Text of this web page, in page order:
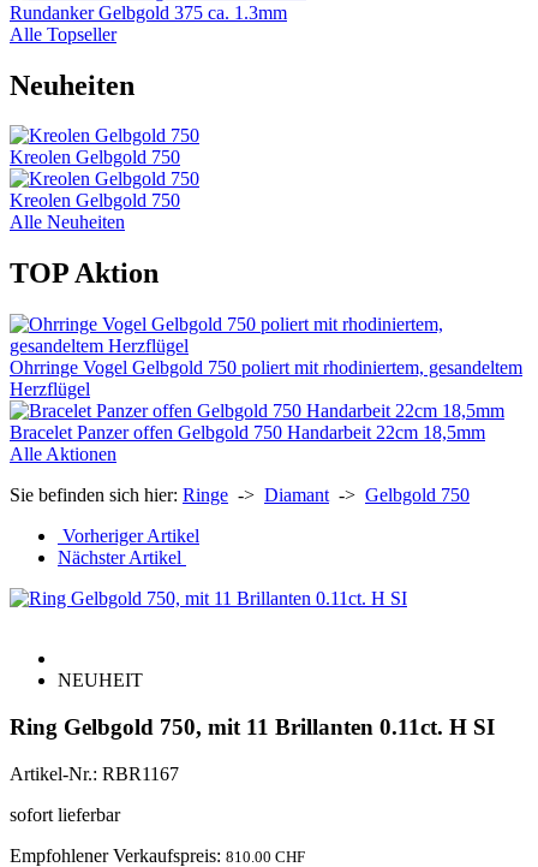
Rundanker Gelbgold 375 ca. 1.3mm
Alle Topseller
Neuheiten
Kreolen Gelbgold 750
Kreolen Gelbgold 750
Alle Neuheiten
TOP Aktion
Ohrringe Vogel Gelbgold 750 poliert mit rhodiniertem, gesandeltem
Herzflügel
Bracelet Panzer offen Gelbgold 750 Handarbeit 22cm 18,5mm
Alle Aktionen
Sie befinden sich hier: Ringe -> Diamant -> Gelbgold 750
Vorheriger Artikel
Nächster Artikel
NEUHEIT
Ring Gelbgold 750, mit 11 Brillanten 0.11ct. H SI
Artikel-Nr.: RBR1167
sofort lieferbar
Empfohlener Verkaufspreis: 810.00 CHF